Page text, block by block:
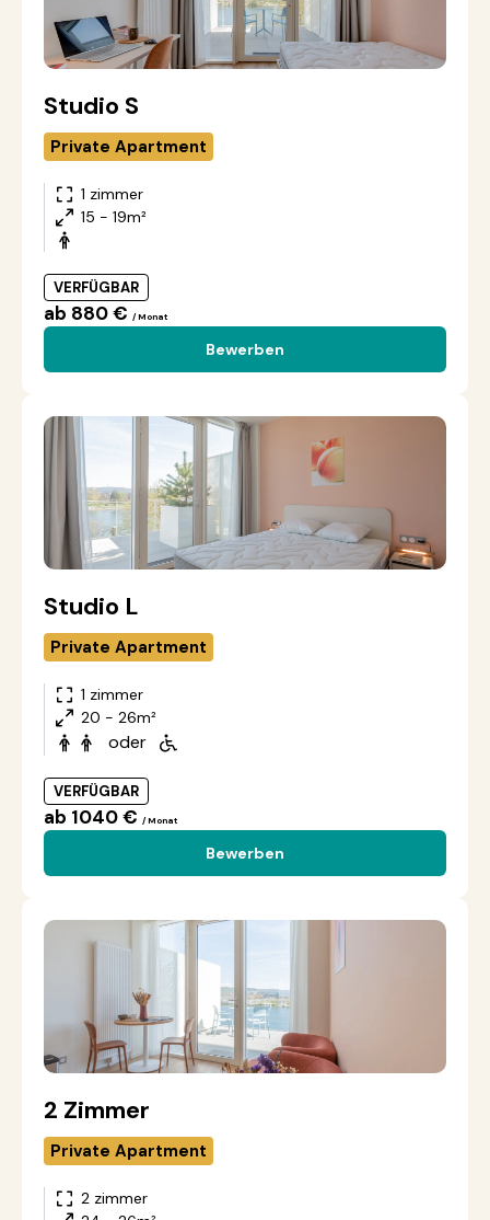
Studio S
Private Apartment
1 zimmer
15 - 19m²
VERFÜGBAR
ab 880 € / Monat
Bewerben
Studio L
Private Apartment
1 zimmer
20 - 26m²
oder
VERFÜGBAR
ab 1040 € / Monat
Bewerben
2 Zimmer
Private Apartment
2 zimmer